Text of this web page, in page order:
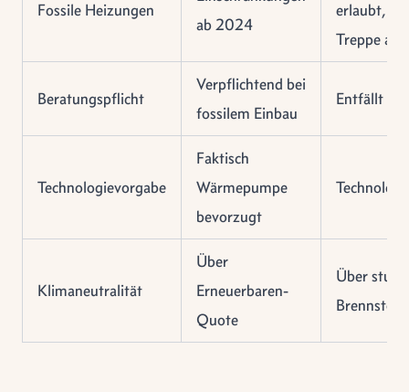
Fossile Heizungen
ab 2024
erlaubt,
Treppe ab
Beratungspflicht
Verpflichtend bei
fossilem Einbau
Entfällt
Technologievorgabe
Faktisch
Wärmepumpe
bevorzugt
Klimaneutralität
Über
Erneuerbaren-
Quote
Über